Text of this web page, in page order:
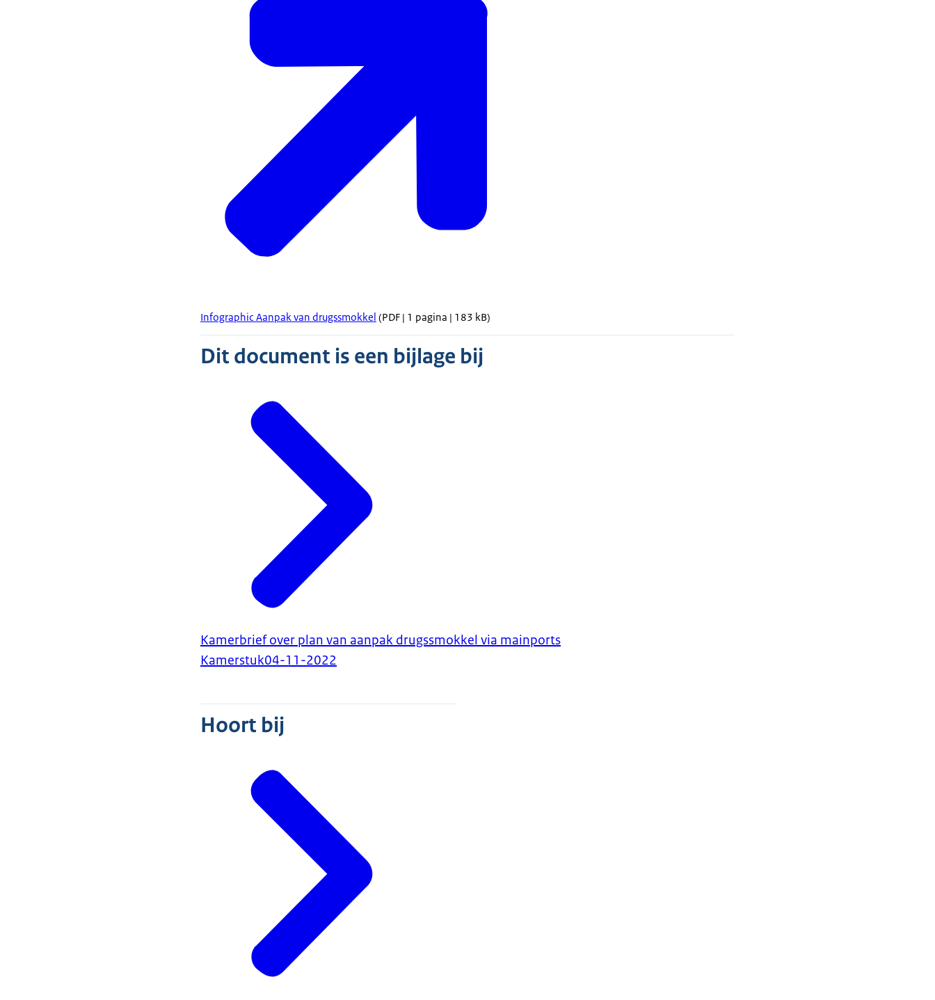
Infographic Aanpak van drugssmokkel (PDF | 1 pagina | 183 kB)
Dit document is een bijlage bij
Kamerbrief over plan van aanpak drugssmokkel via mainports
Kamerstuk04-11-2022
Hoort bij